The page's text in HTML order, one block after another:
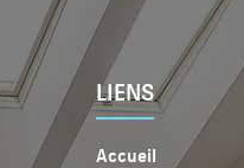
LIENS
Accueil